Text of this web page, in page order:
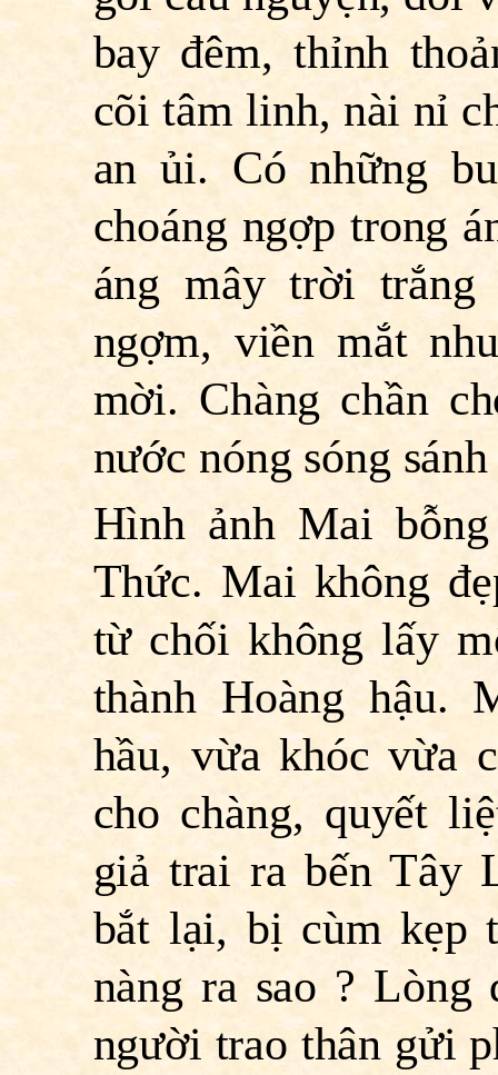
bay đêm, thỉnh
cõi tâm linh, nài nỉ
an ủi. Có những
choáng ngợp trong
áng mây trời trắng
ngợm, viền mắt
mời. Chàng chần
nước nóng sóng
Hình ảnh Mai
Thức. Mai không
từ chối không lấy
thành Hoàng hậu.
hầu, vừa khóc vừa
cho chàng, quyết
giả trai ra bến Tây
bắt lại, bị cùm kẹp
nàng ra sao ?
người trao thân gửi